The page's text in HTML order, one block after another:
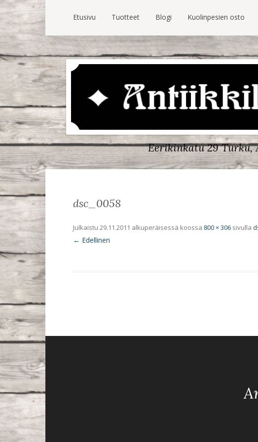
Etusivu Tuotteet Blogi Kuolinpesien osto
Eerikinkatu 29 Turku,
dsc_0058
Julkaistu 29.11.2011 alkuperäisessä koossa 800 × 306 sivulla
← Edellinen